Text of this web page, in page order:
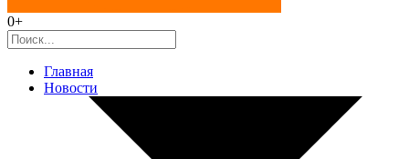
0+
Главная
Новости